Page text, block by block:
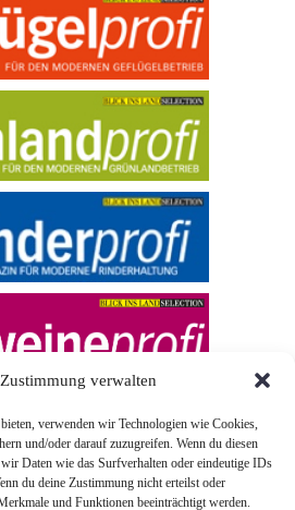
verwalten
verwenden wir Technologien wie Cookies,
und/oder darauf zuzugreifen. Wenn du diesen
Daten wie das Surfverhalten oder eindeutige IDs
du deine Zustimmung nicht erteilst oder
und Funktionen beeinträchtigt werden.